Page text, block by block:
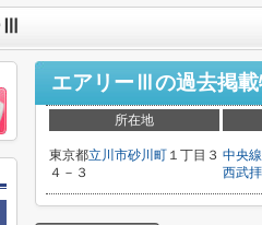
エアリーⅢ の過去掲
所在地
東京都立川市砂川町 １丁目３
４－３
中央線
西武